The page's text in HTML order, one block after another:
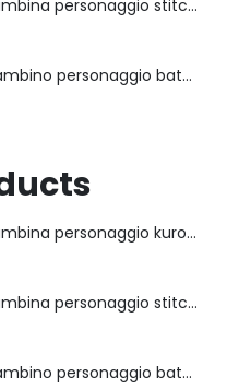
Set 5 pezzi asilo bambina personaggio stitch angel
Set 4 pezzi asilo bambino personaggio batman
Set asilo 3 pezzi bambina personaggio kuromi
Set 5 pezzi asilo bambina personaggio stitch angel
Set 4 pezzi asilo bambino personaggio batman